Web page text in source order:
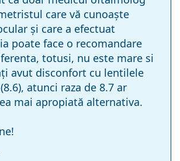
care vă cunoaște
și care a efectuat
poate face o recomandare
totusi, nu este mare si
avut disconfort cu lentilele
atunci raza de 8.7 ar
mai apropiată alternativa.